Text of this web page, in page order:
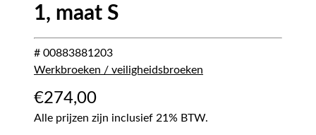
1, maat S
# 00883881203
Werkbroeken / veiligheidsbroeken
€274,00
Alle prijzen zijn inclusief 21% BTW.